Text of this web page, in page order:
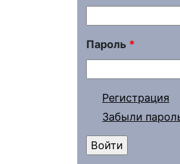
Пароль *
Регистрация
Забыли